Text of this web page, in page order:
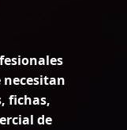
necesitan
fichas,
de